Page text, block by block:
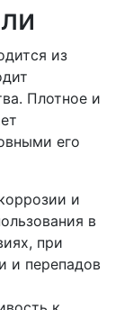
из
Плотное и
его
и
в
при
и перепадов